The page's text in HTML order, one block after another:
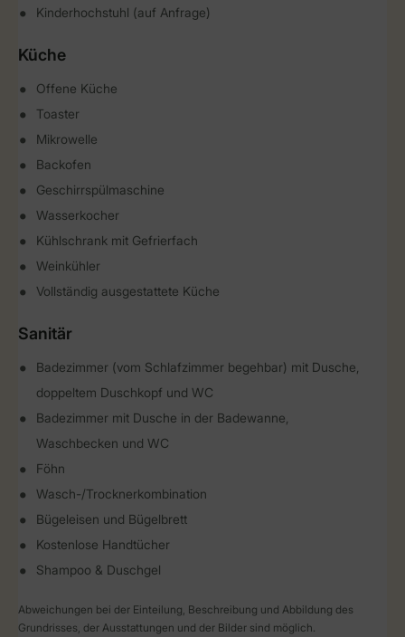
Kinderhochstuhl (auf Anfrage)
Küche
Offene Küche
Toaster
Mikrowelle
Backofen
Geschirrspülmaschine
Wasserkocher
Kühlschrank mit Gefrierfach
Weinkühler
Vollständig ausgestattete Küche
Sanitär
Badezimmer (vom Schlafzimmer begehbar) mit Dusche,
doppeltem Duschkopf und WC
Badezimmer mit Dusche in der Badewanne,
Waschbecken und WC
Föhn
Wasch-/Trocknerkombination
Bügeleisen und Bügelbrett
Kostenlose Handtücher
Shampoo & Duschgel
Abweichungen bei der Einteilung, Beschreibung und Abbildung des
Grundrisses, der Ausstattungen und der Bilder sind möglich.